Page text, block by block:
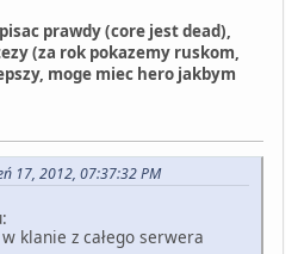
prawdy (core jest dead),
(za rok pokazemy ruskom,
moge miec hero jakbym
17, 2012, 07:37:32 PM
klanie z całego serwera